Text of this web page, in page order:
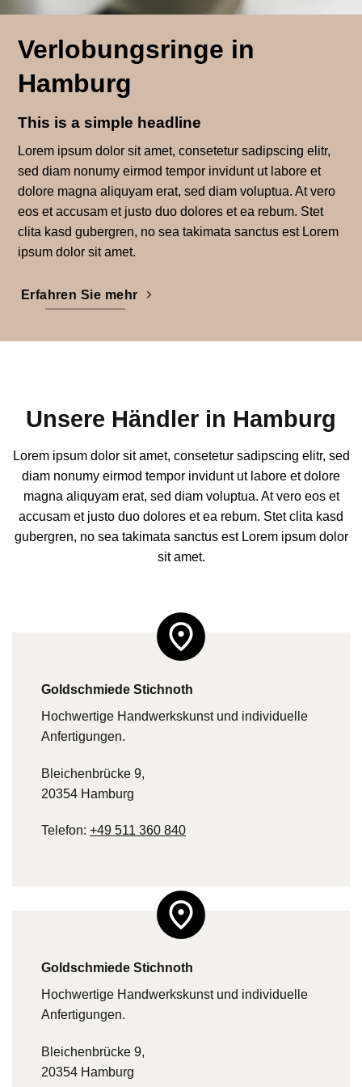
Verlobungsringe in
Hamburg
This is a simple headline
Lorem ipsum dolor sit amet, consetetur sadipscing elitr,
sed diam nonumy eirmod tempor invidunt ut labore et
dolore magna aliquyam erat, sed diam voluptua. At vero
eos et accusam et justo duo dolores et ea rebum. Stet
clita kasd gubergren, no sea takimata sanctus est Lorem
ipsum dolor sit amet.
Erfahren Sie mehr
Unsere Händler in Hamburg
Lorem ipsum dolor sit amet, consetetur sadipscing elitr, sed
diam nonumy eirmod tempor invidunt ut labore et dolore
magna aliquyam erat, sed diam voluptua. At vero eos et
accusam et justo duo dolores et ea rebum. Stet clita kasd
gubergren, no sea takimata sanctus est Lorem ipsum dolor
sit amet.
Goldschmiede Stichnoth
Hochwertige Handwerkskunst und individuelle
Anfertigungen.
Bleichenbrücke 9,
20354 Hamburg
Telefon: +49 511 360 840
Goldschmiede Stichnoth
Hochwertige Handwerkskunst und individuelle
Anfertigungen.
Bleichenbrücke 9,
20354 Hamburg